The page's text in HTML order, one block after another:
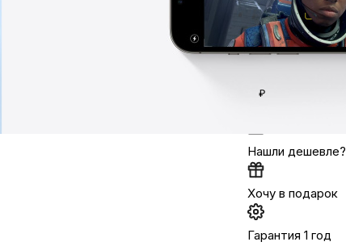
Для домашних питомцев
Сервисный центр Apple в Самаре
Подарочные сертификаты
₽
Нашли дешевле?
Хочу в подарок
Гарантия 1 год